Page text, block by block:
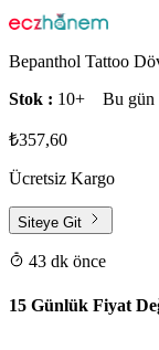
Bepanthol Tattoo
Stok : 10+ Bu gün
₺357,60
Ücretsiz Kargo
Siteye Git
43 dk önce
15 Günlük Fiyat